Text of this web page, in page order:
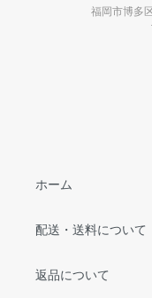
福岡市博多
ホーム
配送・送料について
返品について